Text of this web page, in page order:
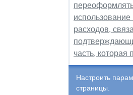
расходов,
часть,
Настроить
страницы.